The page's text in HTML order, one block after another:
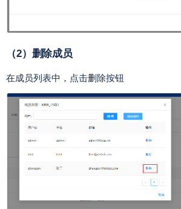
（2）删除成员
在成员列表中，点击删除按钮